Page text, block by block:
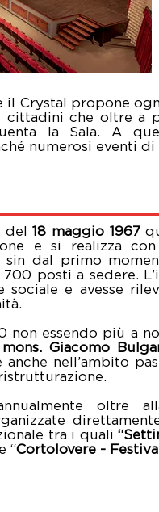
il Crystal propone
che oltre a
la Sala. A
numerosi eventi
del18 maggio 1967
e si realizza con
sin dal primo
700 posti a sedere.
sociale e avesse
non essendo più a
mons. Giacomo
anche nell’ambito
oltre
tra i quali
e “Cortolovere -